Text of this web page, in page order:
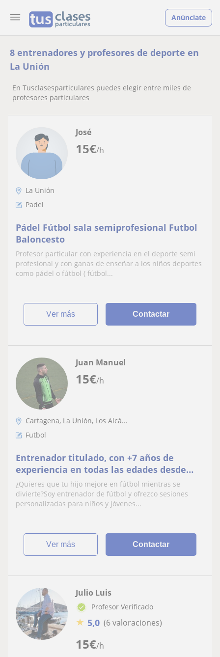
Anúnciate
8 entrenadores y profesores de deporte en
La Unión
En Tusclasesparticulares puedes elegir entre miles de
profesores particulares
15€/h
José
La Unión
Padel
Pádel Fútbol sala semiprofesional Futbol
Baloncesto
Profesor particular con experiencia en el deporte semi
profesional y con ganas de enseñar a los niños deportes
como pádel o fútbol ( fútbol...
ver más Contactar
15€/h
Juan Manuel
Cartagena, La Unión, Los Alcá...
Futbol
Entrenador titulado, con +7 años de
experiencia en todas las edades desde
prebenjamines hasta categoría sub 23
¿Quieres que tu hijo mejore en fútbol mientras se
divierte?Soy entrenador de fútbol y ofrezco sesiones
personalizadas para niños y jóvenes...
ver más Contactar
15€/h
Julio Luis
Profesor Verificado
★ 5,0 (6 valoraciones)